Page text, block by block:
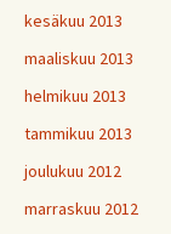
kesäkuu 2013
maaliskuu 2013
helmikuu 2013
tammikuu 2013
joulukuu 2012
marraskuu 2012